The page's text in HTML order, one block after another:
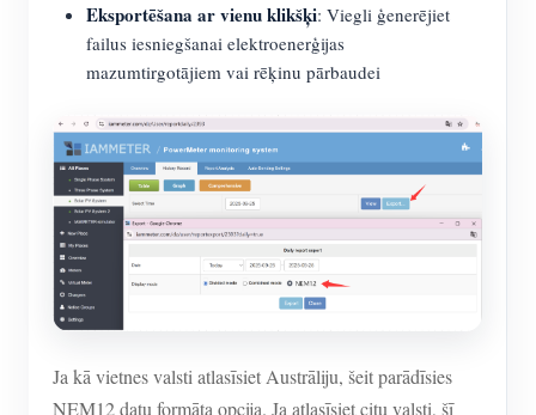
Eksportēšana ar vienu klikšķi: Viegli ģenerējiet
failus iesniegšanai elektroenerģijas
mazumtirgotājiem vai rēķinu pārbaudei
Ja kā vietnes valsti atlasīsiet Austrāliju, šeit parādīsies
NEM12 datu formāta opcija. Ja atlasīsiet citu valsti, šī